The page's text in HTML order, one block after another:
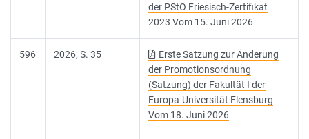
der PStO Friesisch-Zertifikat
2023 Vom 15. Juni 2026
596 2026, S. 35
Erste Satzung zur Änderung
der Promotionsordnung
(Satzung) der Fakultät I der
Europa-Universität Flensburg
Vom 18. Juni 2026